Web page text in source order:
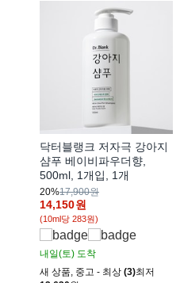
닥터블랭크 저자극 강아지
샴푸 베이비파우더향,
500ml, 1개입, 1개
20%17,900원
14,150원
(10ml당 283원)
내일(토) 도착
새 상품, 중고 - 최상 (3)최저